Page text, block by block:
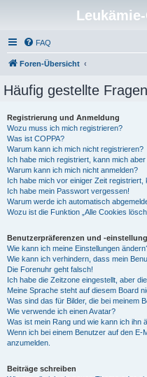
FAQ
Foren-Übersicht
Häufig gestellte Fragen
Registrierung und Anmeldung
Wozu muss ich mich registrieren?
Was ist COPPA?
Warum kann ich mich nicht registrieren?
Ich habe mich registriert, kann mich aber
Warum kann ich mich nicht anmelden?
Ich habe mich vor einiger Zeit
Ich habe mein Passwort vergessen!
Warum werde ich automatisch
Wozu ist die Funktion „Alle Cookies
Benutzerpräferenzen und -
Wie kann ich meine Einstellungen
Wie kann ich verhindern, dass mein
Die Forenuhr geht falsch!
Ich habe die Zeitzone eingestellt, aber
Meine Sprache steht auf diesem Board
Was sind das für Bilder, die bei meinem
Wie verwende ich einen Avatar?
Was ist mein Rang und wie kann ich ihn
Wenn ich bei einem Benutzer auf den
anzumelden.
Beiträge schreiben